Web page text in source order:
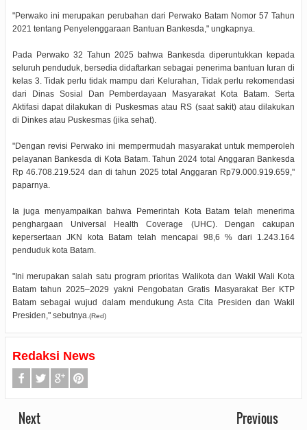
"Perwako ini merupakan perubahan dari Perwako Batam Nomor 57 Tahun
2021 tentang Penyelenggaraan Bantuan Bankesda," ungkapnya.
Pada Perwako 32 Tahun 2025 bahwa Bankesda diperuntukkan kepada
seluruh penduduk, bersedia didaftarkan sebagai penerima bantuan Iuran di
kelas 3. Tidak perlu tidak mampu dari Kelurahan, Tidak perlu rekomendasi
dari Dinas Sosial Dan Pemberdayaan Masyarakat Kota Batam. Serta
Aktifasi dapat dilakukan di Puskesmas atau RS (saat sakit) atau dilakukan
di Dinkes atau Puskesmas (jika sehat).
"Dengan revisi Perwako ini mempermudah masyarakat untuk memperoleh
pelayanan Bankesda di Kota Batam. Tahun 2024 total Anggaran Bankesda
Rp 46.708.219.524 dan di tahun 2025 total Anggaran Rp79.000.919.659,"
paparnya.
Ia juga menyampaikan bahwa Pemerintah Kota Batam telah menerima
penghargaan Universal Health Coverage (UHC). Dengan cakupan
kepersertaan JKN kota Batam telah mencapai 98,6 % dari 1.243.164
penduduk kota Batam.
"Ini merupakan salah satu program prioritas Walikota dan Wakil Wali Kota
Batam tahun 2025–2029 yakni Pengobatan Gratis Masyarakat Ber KTP
Batam sebagai wujud dalam mendukung Asta Cita Presiden dan Wakil
Presiden," sebutnya.(Red)
Redaksi News
Next Previous